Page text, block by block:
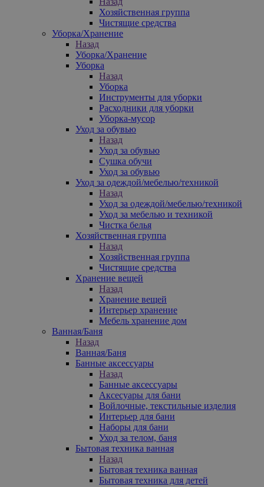
Хозяйственная группа
Чистящие средства
Уборка/Хранение
Назад
Уборка/Хранение
Уборка
Назад
Уборка
Инструменты для уборки
Расходники для уборки
Уборка-мусор
Уход за обувью
Назад
Уход за обувью
Сушка обучи
Уход за обувью
Уход за одеждой/мебелью/техникой
Назад
Уход за одеждой/мебелью/техникой
Уход за мебелью и техникой
Чистка белья
Хозяйственная группа
Назад
Хозяйственная группа
Чистящие средства
Хранение вещей
Назад
Хранение вещей
Интерьер хранение
Мебель хранение дом
Ванная/Баня
Назад
Ванная/Баня
Банные аксессуары
Назад
Банные аксессуары
Аксесуары для бани
Войлочные, текстильные изделия
Интерьер для бани
Наборы для бани
Уход за телом, баня
Бытовая техника ванная
Назад
Бытовая техника ванная
Бытовая техника для детей